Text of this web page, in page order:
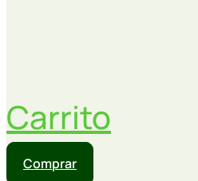
Carrito
Comprar